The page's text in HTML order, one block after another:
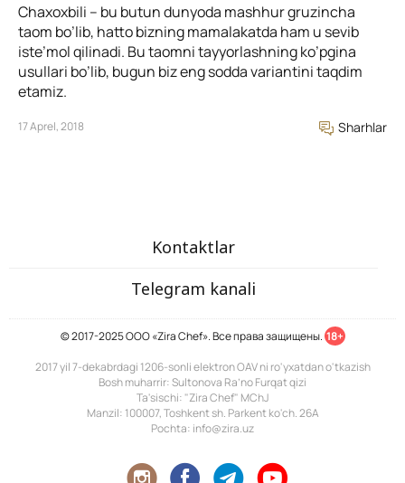
Chaxoxbili – bu butun dunyoda mashhur gruzincha
taom bo’lib, hatto bizning mamalakatda ham u sevib
iste’mol qilinadi. Bu taomni tayyorlashning ko’pgina
usullari bo’lib, bugun biz eng sodda variantini taqdim
etamiz.
17 Aprel, 2018 Sharhlar
Kontaktlar
Telegram kanali
© 2017-2025 ООО «Zira Chef». Все права защищены. 18+
2017 yil 7-dekabrdagi 1206-sonli elektron OAV ni ro'yxatdan o'tkazish
Bosh muharrir: Sultonova Ra’no Furqat qizi
Ta'sischi: "Zira Chef" MChJ
Manzil: 100007, Toshkent sh. Parkent ko'ch. 26A
Pochta: info@zira.uz